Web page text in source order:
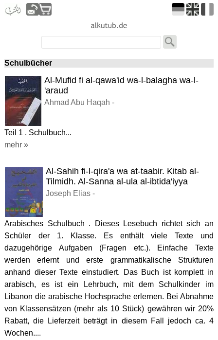
Schulbücher
Al-Mufid fi al-qawa'id wa-l-balagha wa-l-
'araud
Ahmad Abu Haqah -
Teil 1 . Schulbuch...
mehr »
Al-Sahih fi-l-qira'a wa at-taabir. Kitab al-
Tilmidh. Al-Sanna al-ula al-ibtida'iyya
Joseph Elias -
Arabisches Schulbuch . Dieses Lesebuch richtet sich an
Schüler der 1. Klasse. Es enthält viele Texte und
dazugehörige Aufgaben (Fragen etc.). Einfache Texte
werden erlernt und erste grammatikalische Strukturen
anhand dieser Texte einstudiert. Das Buch ist komplett in
arabisch, es ist ein Lehrbuch, mit dem Schulkinder im
Libanon die arabische Hochsprache erlernen. Bei Abnahme
von Klassensätzen (mehr als 10 Stück) gewähren wir 20%
Rabatt, die Lieferzeit beträgt in diesem Fall jedoch ca. 4
Wochen....